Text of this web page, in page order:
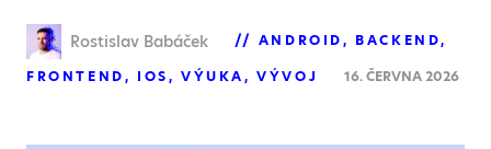
Rostislav Babáček ANDROID
BACKEND
FRONTEND
IOS VÝUKA VÝVOJ 16. ČERVNA 2026